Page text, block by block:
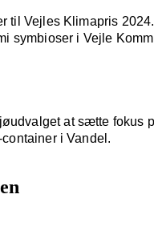
til Vejles Klimapris
symbioser i Vejle
at sætte
i Vandel.